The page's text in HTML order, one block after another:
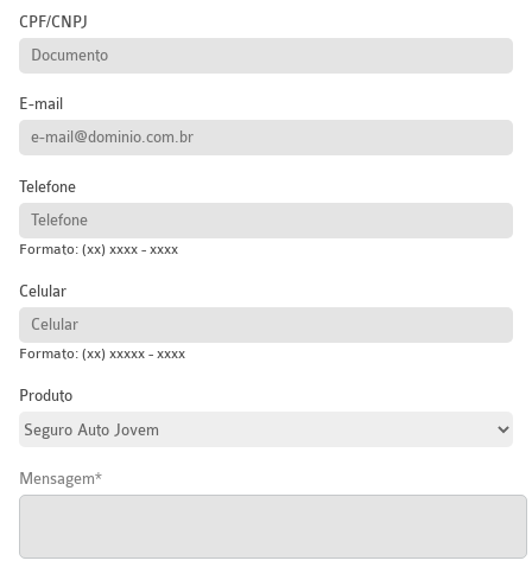
CPF/CNPJ
E-mail
Telefone
Formato: (xx) xxxx - xxxx
Celular
Formato: (xx) xxxxx - xxxx
Produto
Mensagem